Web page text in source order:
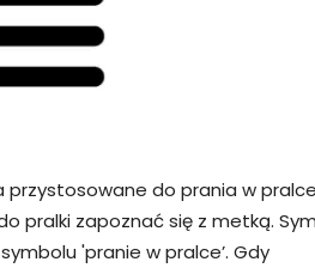
przystosowane do prania w
pralki zapoznać się z metką.
'pranie w pralce’. Gdy